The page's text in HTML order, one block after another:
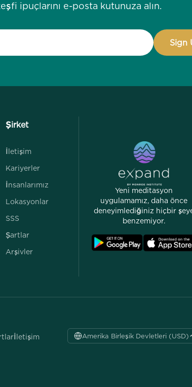
ipuçlarını e-posta kutunuza alın.
Şirket
İletişim
Kariyerler
İnsanlarımız
Lokasyonlar
SSS
Şartlar
Arşivler
Yeni meditasyon
uygulamamız, daha önce
deneyimlediğiniz hiçbir
benzemiyor.
İletişim Amerika Birleşik Devletleri (USD)